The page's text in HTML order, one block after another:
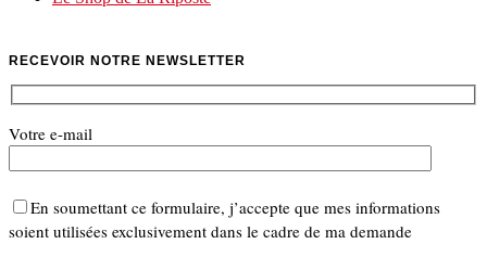
RECEVOIR NOTRE NEWSLETTER
Votre e-mail
En soumettant ce formulaire, j’accepte que mes informations
soient utilisées exclusivement dans le cadre de ma demande